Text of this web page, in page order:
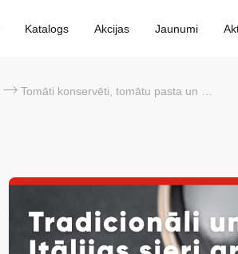
Katalogs Akcijas Jaunumi
Tomāti konservēti, tomātu pasta un biezeņi